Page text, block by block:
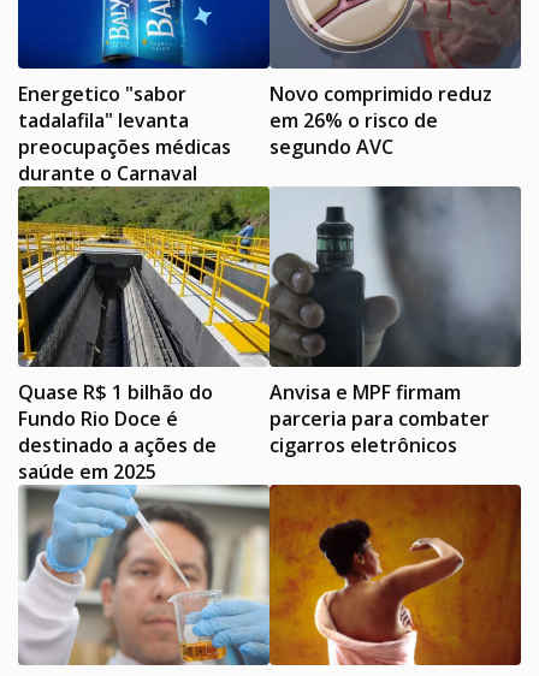
Energetico "sabor
tadalafila" levanta
preocupações médicas
durante o Carnaval
Novo comprimido reduz
em 26% o risco de
segundo AVC
Quase R$ 1 bilhão do
Fundo Rio Doce é
destinado a ações de
saúde em 2025
Anvisa e MPF firmam
parceria para combater
cigarros eletrônicos